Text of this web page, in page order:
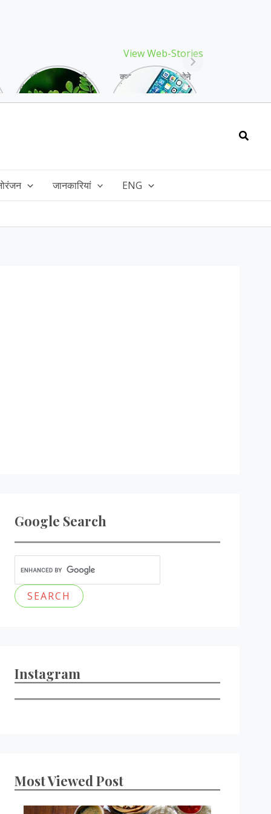
View Web-Stories
गर्मियों में मिलने वाले
drumstick गुणों की खान
क्या storage full होने
के बाद मोबाइल हो रहा है
जानकारियां ENG
Google Search
Instagram
Most Viewed Post